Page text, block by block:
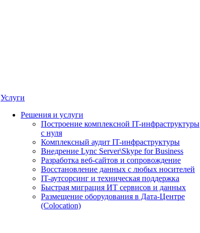
Услуги
Решения и услуги
Построение комплексной IT-инфраструктуры
с нуля
Комплексный аудит IT-инфраструктуры
Внедрение Lync Server\Skype for Business
Разработка веб-сайтов и сопровождение
Восстановление данных с любых носителей
IT-аутсорсинг и техническая поддержка
Быстрая миграция ИТ сервисов и данных
Размещение оборудования в Дата-Центре
(Colocation)